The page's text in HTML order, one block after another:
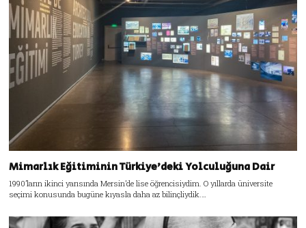
Mimarlık Eğitiminin Türkiye’deki Yolculuğuna Dair
1990’ların ikinci yarısında Mersin’de lise öğrencisiydim. O yıllarda üniversite
seçimi konusunda bugüne kıyasla daha az bilinçliydik.…